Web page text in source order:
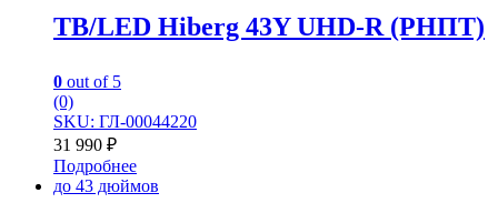
TB/LED Hiberg 43Y UHD-R (РНПТ)
0 out of 5
(0)
SKU: ГЛ-00044220
31 990 ₽
Подробнее
до 43 дюймов